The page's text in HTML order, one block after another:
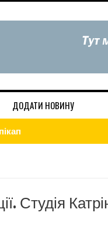
ДОДАТИ НОВИНУ
47/3
методи, щоб завдати
Студія